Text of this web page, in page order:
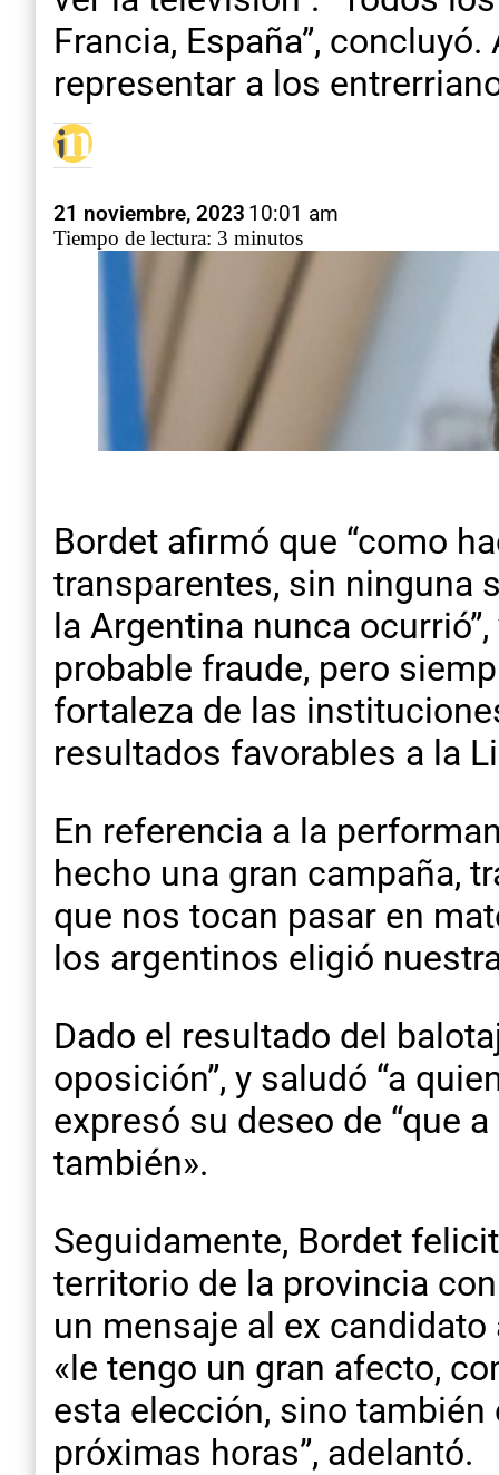
Francia, España”,
representar a los
21 noviembre, 2023 10:01 am
Tiempo de lectura: 3 minutos
Bordet afirmó que “como
transparentes, sin ninguna
la Argentina nunca
probable fraude, pero
fortaleza de las
resultados favorables a la
En referencia a la
hecho una gran campaña,
que nos tocan pasar en
los argentinos eligió
Dado el resultado del
oposición”, y saludó “a
expresó su deseo de “que
también».
Seguidamente, Bordet
territorio de la provincia
un mensaje al ex
«le tengo un gran afecto,
esta elección, sino también
próximas horas”, adelantó.